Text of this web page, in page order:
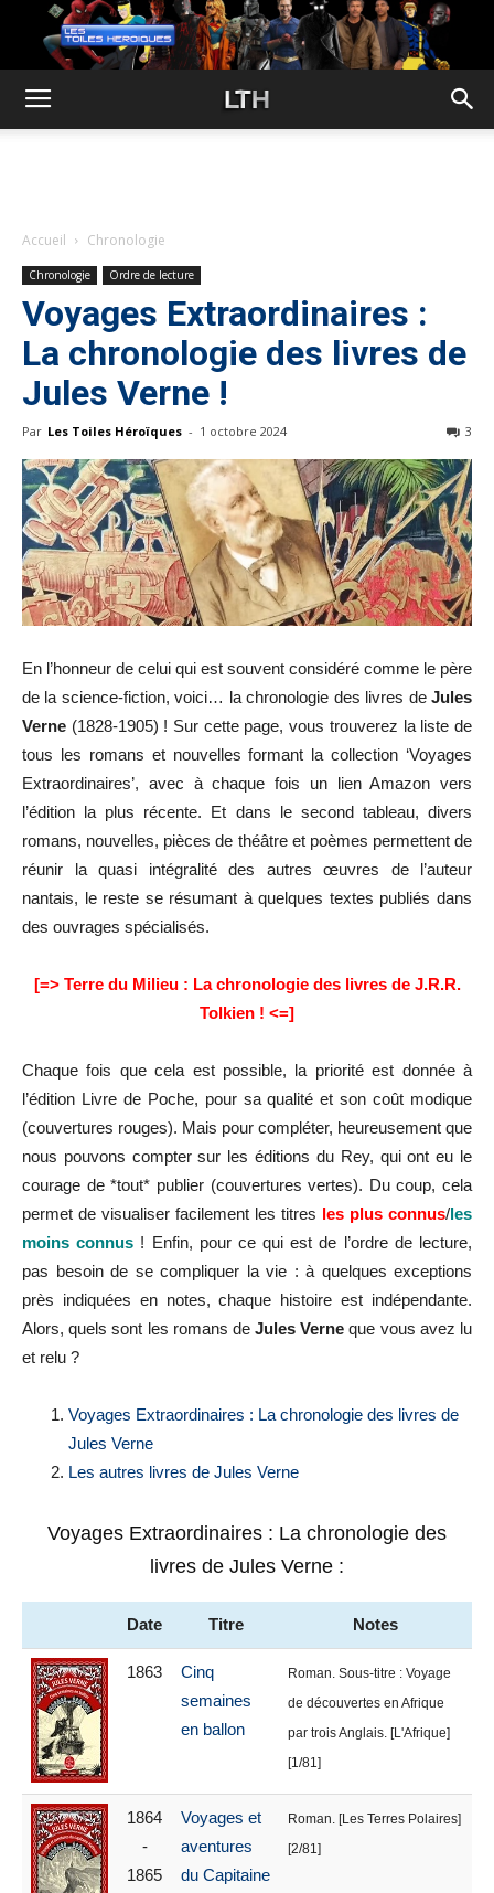
Accueil Chronologie
Chronologie Ordre de lecture
Voyages Extraordinaires :
La chronologie des livres de
Jules Verne !
Par Les Toiles Héroïques - 1 octobre 2024 3
En l’honneur de celui qui est souvent considéré comme le père
de la science-fiction, voici… la chronologie des livres de Jules
Verne (1828-1905) ! Sur cette page, vous trouverez la liste de
tous les romans et nouvelles formant la collection ‘Voyages
Extraordinaires’, avec à chaque fois un lien Amazon vers
l’édition la plus récente. Et dans le second tableau, divers
romans, nouvelles, pièces de théâtre et poèmes permettent de
réunir la quasi intégralité des autres œuvres de l’auteur
nantais, le reste se résumant à quelques textes publiés dans
des ouvrages spécialisés.
[=> Terre du Milieu : La chronologie des livres de J.R.R.
Tolkien ! <=]
Chaque fois que cela est possible, la priorité est donnée à
l’édition Livre de Poche, pour sa qualité et son coût modique
(couvertures rouges). Mais pour compléter, heureusement que
nous pouvons compter sur les éditions du Rey, qui ont eu le
courage de *tout* publier (couvertures vertes). Du coup, cela
permet de visualiser facilement les titres les plus connus/les
moins connus ! Enfin, pour ce qui est de l’ordre de lecture,
pas besoin de se compliquer la vie : à quelques exceptions
près indiquées en notes, chaque histoire est indépendante.
Alors, quels sont les romans deJules Verne que vous avez lu
et relu ?
Voyages Extraordinaires : La chronologie des livres de
Jules Verne
Les autres livres de Jules Verne
Voyages Extraordinaires : La chronologie des
livres de Jules Verne :
Date Titre Notes
1863
Cinq
semaines
en ballon
Roman. Sous-titre : Voyage
de découvertes en Afrique
par trois Anglais. [L'Afrique]
[1/81]
1864
-
1865
Voyages et
aventures
du Capitaine
Roman. [Les Terres Polaires]
[2/81]